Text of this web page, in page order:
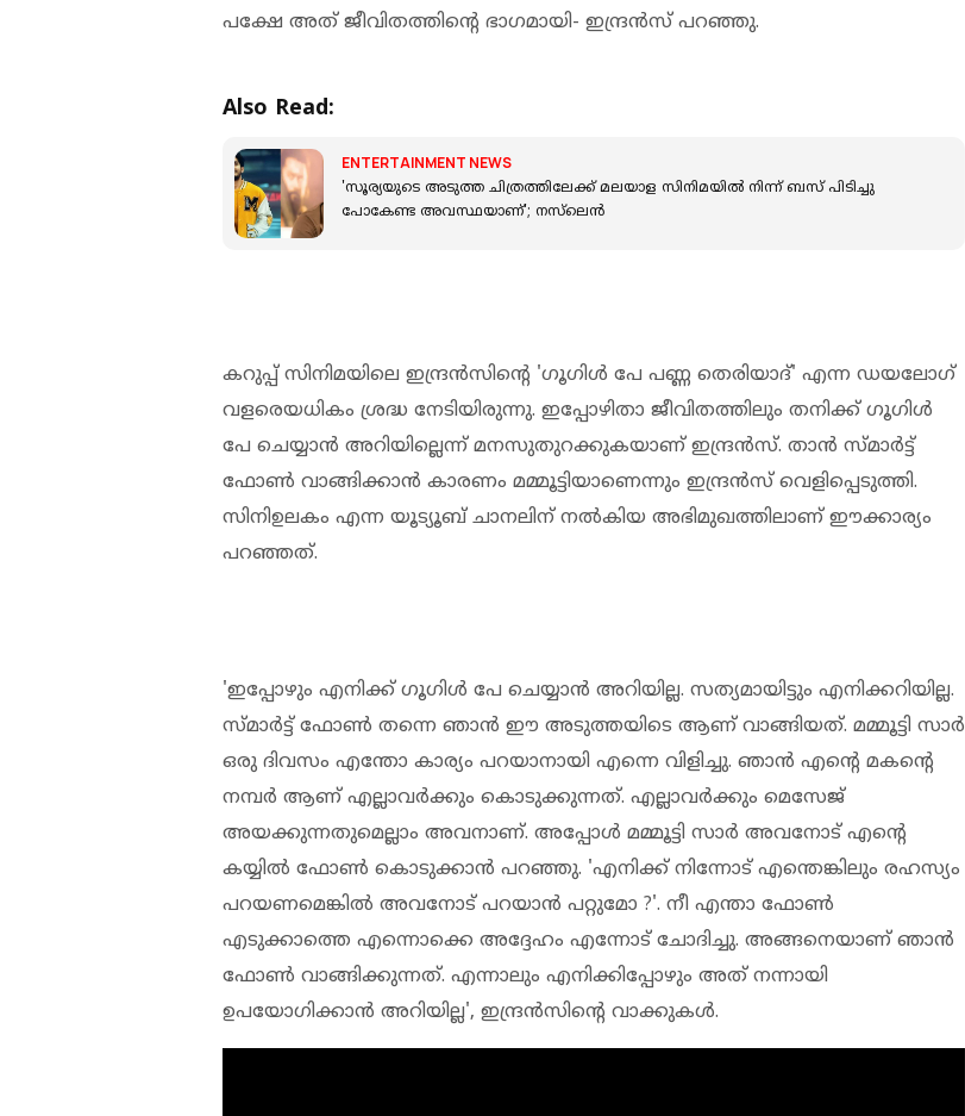
പക്ഷേ അത് ജീവിതത്തിന്റെ ഭാഗമായി- ഇന്ദ്രന്‍സ് പറഞ്ഞു.
Also Read:
ENTERTAINMENT NEWS
'സൂര്യയുടെ അടുത്ത ചിത്രത്തിലേക്ക് മലയാള സിനിമയില്‍ നിന്ന് ബസ് പിടിച്ചു
പോകേണ്ട അവസ്ഥയാണ്'; നസ്‌ലെന്‍
കറുപ്പ് സിനിമയിലെ ഇന്ദ്രന്‍സിന്റെ 'ഗൂഗിള്‍ പേ പണ്ണ തെരിയാദ്' എന്ന ഡയലോഗ്
വളരെയധികം ശ്രദ്ധ നേടിയിരുന്നു. ഇപ്പോഴിതാ ജീവിതത്തിലും തനിക്ക് ഗൂഗിള്‍
പേ ചെയ്യാന്‍ അറിയില്ലെന്ന് മനസുതുറക്കുകയാണ് ഇന്ദ്രന്‍സ്. താന്‍ സ്മാര്‍ട്ട്
ഫോണ്‍ വാങ്ങിക്കാന്‍ കാരണം മമ്മൂട്ടിയാണെന്നും ഇന്ദ്രന്‍സ് വെളിപ്പെടുത്തി.
സിനിഉലകം എന്ന യൂട്യൂബ് ചാനലിന് നല്‍കിയ അഭിമുഖത്തിലാണ് ഈക്കാര്യം
പറഞ്ഞത്.
'ഇപ്പോഴും എനിക്ക് ഗൂഗിള്‍ പേ ചെയ്യാന്‍ അറിയില്ല. സത്യമായിട്ടും എനിക്കറിയില്ല.
സ്മാര്‍ട്ട് ഫോണ്‍ തന്നെ ഞാന്‍ ഈ അടുത്തയിടെ ആണ് വാങ്ങിയത്. മമ്മൂട്ടി സാര്‍
ഒരു ദിവസം എന്തോ കാര്യം പറയാനായി എന്നെ വിളിച്ചു. ഞാന്‍ എന്റെ മകന്റെ
നമ്പര്‍ ആണ് എല്ലാവര്‍ക്കും കൊടുക്കുന്നത്. എല്ലാവര്‍ക്കും മെസേജ്
അയക്കുന്നതുമെല്ലാം അവനാണ്. അപ്പോള്‍ മമ്മൂട്ടി സാര്‍ അവനോട് എന്റെ
കയ്യില്‍ ഫോണ്‍ കൊടുക്കാന്‍ പറഞ്ഞു. 'എനിക്ക് നിന്നോട് എന്തെങ്കിലും രഹസ്യം
പറയണമെങ്കില്‍ അവനോട് പറയാന്‍ പറ്റുമോ ?'. നീ എന്താ ഫോണ്‍
എടുക്കാത്തെ എന്നൊക്കെ അദ്ദേഹം എന്നോട് ചോദിച്ചു. അങ്ങനെയാണ് ഞാന്‍
ഫോണ്‍ വാങ്ങിക്കുന്നത്. എന്നാലും എനിക്കിപ്പോഴും അത് നന്നായി
ഉപയോഗിക്കാന്‍ അറിയില്ല', ഇന്ദ്രന്‍സിന്റെ വാക്കുകള്‍.